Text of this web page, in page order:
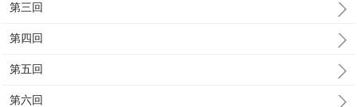
第三回
第四回
第五回
第六回